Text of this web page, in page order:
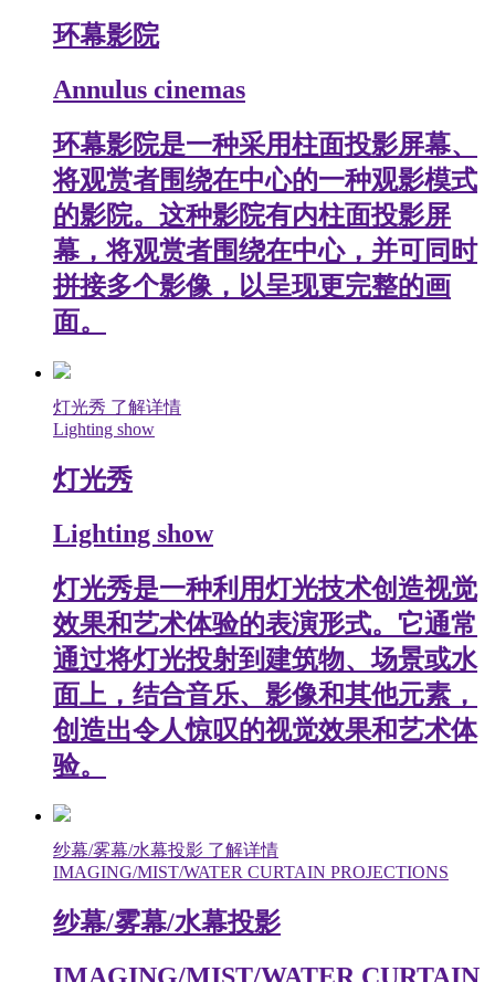
环幕影院
Annulus cinemas
环幕影院是一种采用柱面投影屏幕、
将观赏者围绕在中心的一种观影模式
的影院。这种影院有内柱面投影屏
幕，将观赏者围绕在中心，并可同时
拼接多个影像，以呈现更完整的画
面。
灯光秀 了解详情
Lighting show
灯光秀
Lighting show
灯光秀是一种利用灯光技术创造视觉
效果和艺术体验的表演形式。它通常
通过将灯光投射到建筑物、场景或水
面上，结合音乐、影像和其他元素，
创造出令人惊叹的视觉效果和艺术体
验。
纱幕/雾幕/水幕投影 了解详情
IMAGING/MIST/WATER CURTAIN PROJECTIONS
纱幕/雾幕/水幕投影